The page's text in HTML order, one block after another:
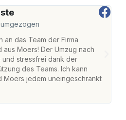
an das Team der Firma
aus Moers! Der Umzug nach
stressfrei dank der
des Teams. Ich kann
Moers jedem uneingeschränkt